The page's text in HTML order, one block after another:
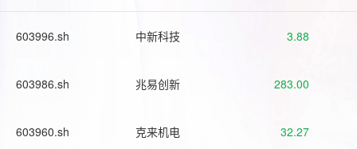
603996.sh 中新科技 3.88
603986.sh 兆易创新 283.00
603960.sh 克来机电 32.27